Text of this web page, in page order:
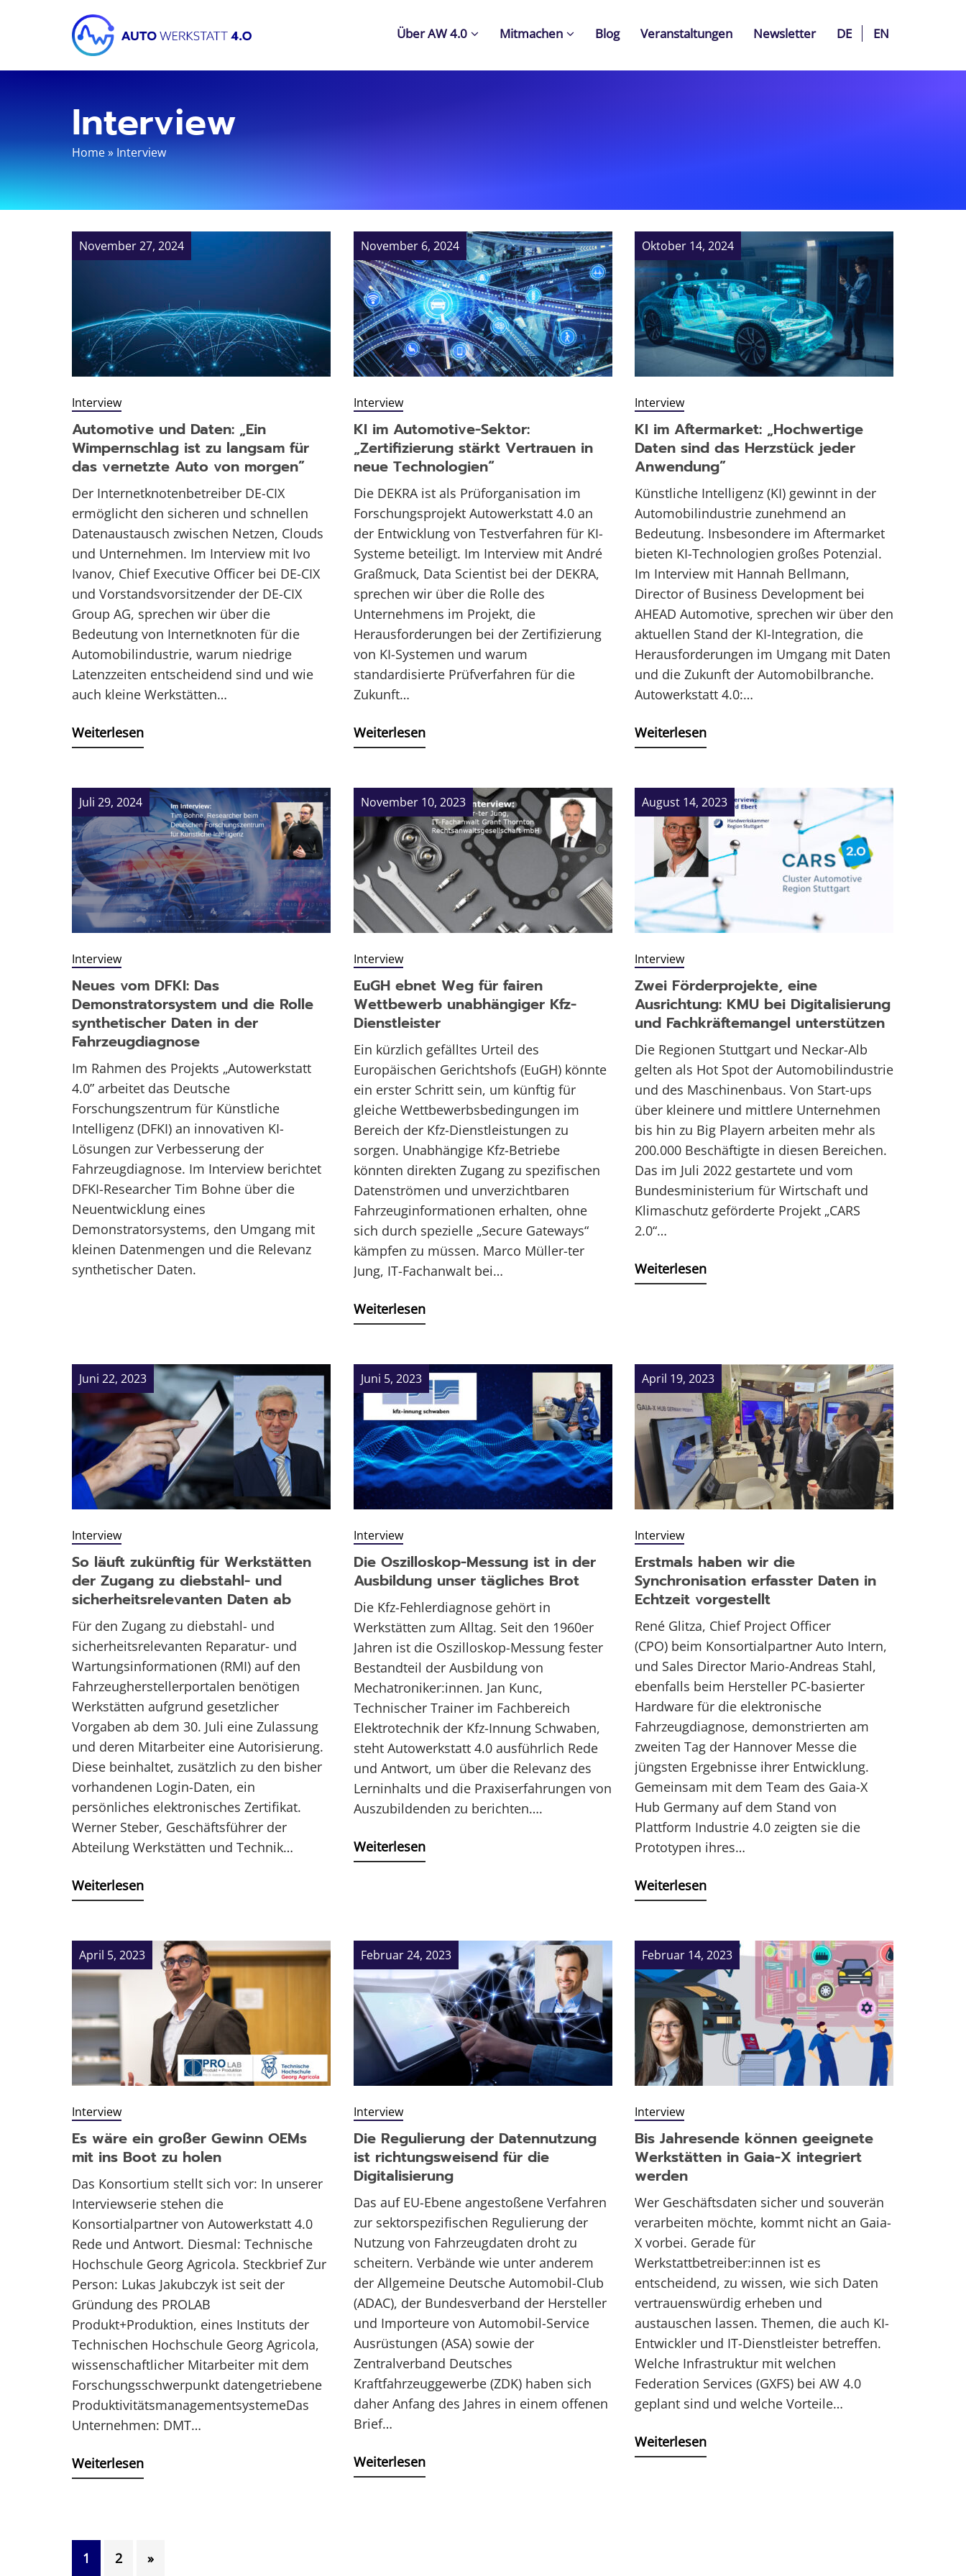
Über AW 4.0 Mitmachen Blog Veranstaltungen Newsletter DE EN
Interview
Home» Interview
November 27, 2024
Interview
Automotive und Daten: „Ein
Wimpernschlag ist zu langsam für
das vernetzte Auto von morgen”
Der Internetknotenbetreiber DE-CIX
ermöglicht den sicheren und schnellen
Datenaustausch zwischen Netzen, Clouds
und Unternehmen. Im Interview mit Ivo
Ivanov, Chief Executive Officer bei DE-CIX
und Vorstandsvorsitzender der DE-CIX
Group AG, sprechen wir über die
Bedeutung von Internetknoten für die
Automobilindustrie, warum niedrige
Latenzzeiten entscheidend sind und wie
auch kleine Werkstätten…
Weiterlesen
November 6, 2024
Interview
KI im Automotive-Sektor:
„Zertifizierung stärkt Vertrauen in
neue Technologien“
Die DEKRA ist als Prüforganisation im
Forschungsprojekt Autowerkstatt 4.0 an
der Entwicklung von Testverfahren für KI-
Systeme beteiligt. Im Interview mit André
Graßmuck, Data Scientist bei der DEKRA,
sprechen wir über die Rolle des
Unternehmens im Projekt, die
Herausforderungen bei der Zertifizierung
von KI-Systemen und warum
standardisierte Prüfverfahren für die
Zukunft…
Weiterlesen
Oktober 14, 2024
Interview
KI im Aftermarket: „Hochwertige
Daten sind das Herzstück jeder
Anwendung”
Künstliche Intelligenz (KI) gewinnt in der
Automobilindustrie zunehmend an
Bedeutung. Insbesondere im Aftermarket
bieten KI-Technologien großes Potenzial.
Im Interview mit Hannah Bellmann,
Director of Business Development bei
AHEAD Automotive, sprechen wir über den
aktuellen Stand der KI-Integration, die
Herausforderungen im Umgang mit Daten
und die Zukunft der Automobilbranche.
Autowerkstatt 4.0:…
Weiterlesen
Juli 29, 2024
Interview
Neues vom DFKI: Das
Demonstratorsystem und die Rolle
synthetischer Daten in der
Fahrzeugdiagnose
Im Rahmen des Projekts „Autowerkstatt
4.0” arbeitet das Deutsche
Forschungszentrum für Künstliche
Intelligenz (DFKI) an innovativen KI-
Lösungen zur Verbesserung der
Fahrzeugdiagnose. Im Interview berichtet
DFKI-Researcher Tim Bohne über die
Neuentwicklung eines
Demonstratorsystems, den Umgang mit
kleinen Datenmengen und die Relevanz
synthetischer Daten.
November 10, 2023
Interview
EuGH ebnet Weg für fairen
Wettbewerb unabhängiger Kfz-
Dienstleister
Ein kürzlich gefälltes Urteil des
Europäischen Gerichtshofs (EuGH) könnte
ein erster Schritt sein, um künftig für
gleiche Wettbewerbsbedingungen im
Bereich der Kfz-Dienstleistungen zu
sorgen. Unabhängige Kfz-Betriebe
könnten direkten Zugang zu spezifischen
Datenströmen und unverzichtbaren
Fahrzeuginformationen erhalten, ohne
sich durch spezielle „Secure Gateways“
kämpfen zu müssen. Marco Müller-ter
Jung, IT-Fachanwalt bei…
Weiterlesen
August 14, 2023
Interview
Zwei Förderprojekte, eine
Ausrichtung: KMU bei Digitalisierung
und Fachkräftemangel unterstützen
Die Regionen Stuttgart und Neckar-Alb
gelten als Hot Spot der Automobilindustrie
und des Maschinenbaus. Von Start-ups
über kleinere und mittlere Unternehmen
bis hin zu Big Playern arbeiten mehr als
200.000 Beschäftigte in diesen Bereichen.
Das im Juli 2022 gestartete und vom
Bundesministerium für Wirtschaft und
Klimaschutz geförderte Projekt „CARS
2.0“…
Weiterlesen
Juni 22, 2023
Interview
So läuft zukünftig für Werkstätten
der Zugang zu diebstahl- und
sicherheitsrelevanten Daten ab
Für den Zugang zu diebstahl- und
sicherheitsrelevanten Reparatur- und
Wartungsinformationen (RMI) auf den
Fahrzeugherstellerportalen benötigen
Werkstätten aufgrund gesetzlicher
Vorgaben ab dem 30. Juli eine Zulassung
und deren Mitarbeiter eine Autorisierung.
Diese beinhaltet, zusätzlich zu den bisher
vorhandenen Login-Daten, ein
persönliches elektronisches Zertifikat.
Werner Steber, Geschäftsführer der
Abteilung Werkstätten und Technik…
Weiterlesen
Juni 5, 2023
Interview
Die Oszilloskop-Messung ist in der
Ausbildung unser tägliches Brot
Die Kfz-Fehlerdiagnose gehört in
Werkstätten zum Alltag. Seit den 1960er
Jahren ist die Oszilloskop-Messung fester
Bestandteil der Ausbildung von
Mechatroniker:innen. Jan Kunc,
Technischer Trainer im Fachbereich
Elektrotechnik der Kfz-Innung Schwaben,
steht Autowerkstatt 4.0 ausführlich Rede
und Antwort, um über die Relevanz des
Lerninhalts und die Praxiserfahrungen von
Auszubildenden zu berichten….
Weiterlesen
April 19, 2023
Interview
Erstmals haben wir die
Synchronisation erfasster Daten in
Echtzeit vorgestellt
René Glitza, Chief Project Officer
(CPO) beim Konsortialpartner Auto Intern,
und Sales Director Mario-Andreas Stahl,
ebenfalls beim Hersteller PC-basierter
Hardware für die elektronische
Fahrzeugdiagnose, demonstrierten am
zweiten Tag der Hannover Messe die
jüngsten Ergebnisse ihrer Entwicklung.
Gemeinsam mit dem Team des Gaia-X
Hub Germany auf dem Stand von
Plattform Industrie 4.0 zeigten sie die
Prototypen ihres…
Weiterlesen
April 5, 2023
Interview
Es wäre ein großer Gewinn OEMs
mit ins Boot zu holen
Das Konsortium stellt sich vor: In unserer
Interviewserie stehen die
Konsortialpartner von Autowerkstatt 4.0
Rede und Antwort. Diesmal: Technische
Hochschule Georg Agricola. Steckbrief Zur
Person: Lukas Jakubczyk ist seit der
Gründung des PROLAB
Produkt+Produktion, eines Instituts der
Technischen Hochschule Georg Agricola,
wissenschaftlicher Mitarbeiter mit dem
Forschungsschwerpunkt datengetriebene
ProduktivitätsmanagementsystemeDas
Unternehmen: DMT…
Weiterlesen
Februar 24, 2023
Interview
Die Regulierung der Datennutzung
ist richtungsweisend für die
Digitalisierung
Das auf EU-Ebene angestoßene Verfahren
zur sektorspezifischen Regulierung der
Nutzung von Fahrzeugdaten droht zu
scheitern. Verbände wie unter anderem
der Allgemeine Deutsche Automobil-Club
(ADAC), der Bundesverband der Hersteller
und Importeure von Automobil-Service
Ausrüstungen (ASA) sowie der
Zentralverband Deutsches
Kraftfahrzeuggewerbe (ZDK) haben sich
daher Anfang des Jahres in einem offenen
Brief…
Weiterlesen
Februar 14, 2023
Interview
Bis Jahresende können geeignete
Werkstätten in Gaia-X integriert
werden
Wer Geschäftsdaten sicher und souverän
verarbeiten möchte, kommt nicht an Gaia-
X vorbei. Gerade für
Werkstattbetreiber:innen ist es
entscheidend, zu wissen, wie sich Daten
vertrauenswürdig erheben und
austauschen lassen. Themen, die auch KI-
Entwickler und IT-Dienstleister betreffen.
Welche Infrastruktur mit welchen
Federation Services (GXFS) bei AW 4.0
geplant sind und welche Vorteile…
Weiterlesen
1 2 »